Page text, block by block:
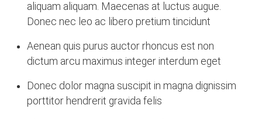
aliquam aliquam. Maecenas at luctus augue.
Donec nec leo ac libero pretium tincidunt
Aenean quis purus auctor rhoncus est non
dictum arcu maximus integer interdum eget
Donec dolor magna suscipit in magna dignissim
porttitor hendrerit gravida felis